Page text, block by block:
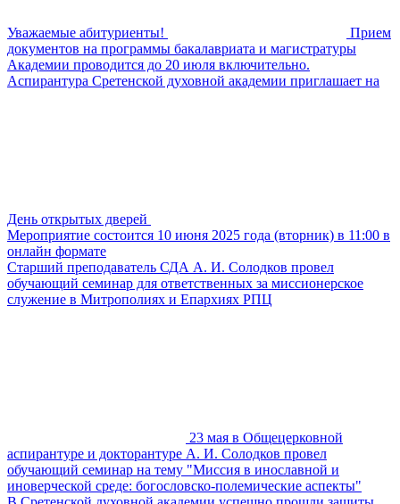
Уважаемые абитуриенты!
Прием
документов на программы бакалавриата и магистратуры
Академии проводится до 20 июля включительно.
Аспирантура Сретенской духовной академии приглашает на
День открытых дверей
Мероприятие состоится 10 июня 2025 года (вторник) в 11:00 в
онлайн формате
Старший преподаватель СДА А. И. Солодков провел
обучающий семинар для ответственных за миссионерское
служение в Митрополиях и Епархиях РПЦ
23 мая в Общецерковной
аспирантуре и докторантуре А. И. Солодков провел
обучающий семинар на тему "Миссия в инославной и
иноверческой среде: богословско-полемические аспекты"